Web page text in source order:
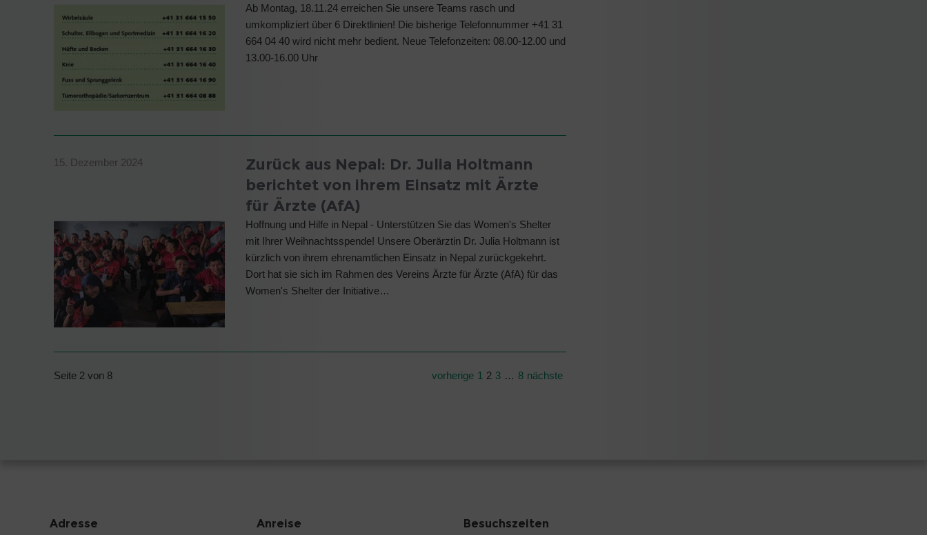
Ab Montag, 18.11.24 erreichen Sie unsere Teams rasch und
umkompliziert über 6 Direktlinien! Die bisherige Telefonnummer +41 31
664 04 40 wird nicht mehr bedient. Neue Telefonzeiten: 08.00-12.00 und
13.00-16.00 Uhr
15. Dezember 2024
Zurück aus Nepal: Dr. Julia Holtmann
berichtet von ihrem Einsatz mit Ärzte
für Ärzte (AfA)
Hoffnung und Hilfe in Nepal - Unterstützen Sie das Women's Shelter
mit Ihrer Weihnachtsspende! Unsere Oberärztin Dr. Julia Holtmann ist
kürzlich von ihrem ehrenamtlichen Einsatz in Nepal zurückgekehrt.
Dort hat sie sich im Rahmen des Vereins Ärzte für Ärzte (AfA) für das
Women's Shelter der Initiative…
Seite 2 von 8 vorherige 1 2 3 … 8 nächste
Adresse Anreise Besuchszeiten